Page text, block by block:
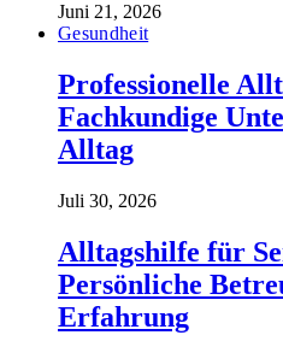
Juni 21, 2026
Gesundheit
Professionelle
Fachkundige
Alltag
Juli 30, 2026
Alltagshilfe für
Persönliche
Erfahrung